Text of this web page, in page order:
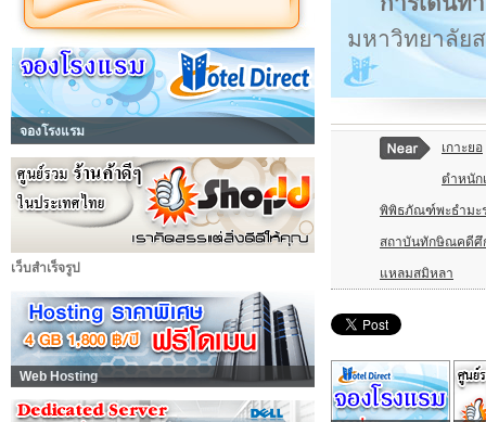
จองโรงแรม
เว็บสำเร็จรูป
Web Hosting
มหาวิทยาลัย
เกาะยอ
ตำหนัก
พิพิธภัณฑ์พะธำมะ
สถาบันทักษิณคดีศึ
แหลมสมิหลา